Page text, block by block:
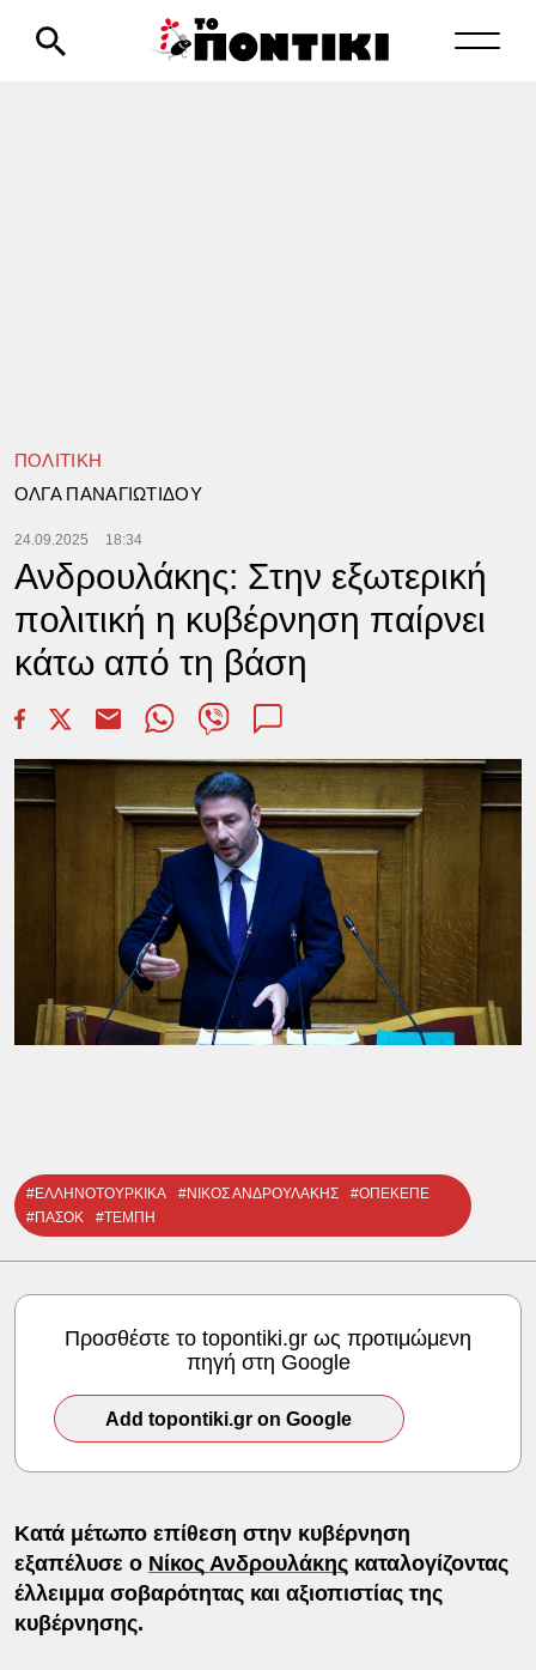
ΠΟΛΙΤΙΚΗ
ΟΛΓΑ ΠΑΝΑΓΙΩΤΙΔΟΥ
24.09.2025 18:34
Ανδρουλάκης: Στην εξωτερική
πολιτική η κυβέρνηση παίρνει
κάτω από τη βάση
#ΕΛΛΗΝΟΤΟΥΡΚΙΚΑ #ΝΙΚΟΣ ΑΝΔΡΟΥΛΑΚΗΣ
#ΟΠΕΚΕΠΕ
#ΠΑΣΟΚ
#ΤΕΜΠΗ
Προσθέστε το topontiki.gr ως προτιμώμενη
πηγή στη Google
Add topontiki.gr on Google
Κατά μέτωπο επίθεση στην κυβέρνηση
εξαπέλυσε ο Νίκος Ανδρουλάκηςκαταλογίζοντας
έλλειμμα σοβαρότητας και αξιοπιστίας της
κυβέρνησης.